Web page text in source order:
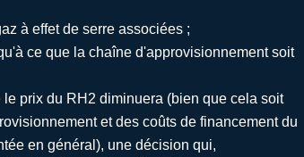
à effet de serre associées ;
ce que la chaîne d'approvisionnement soit
prix du RH2 diminuera (bien que cela soit
et des coûts de financement du
en général), une décision qui,